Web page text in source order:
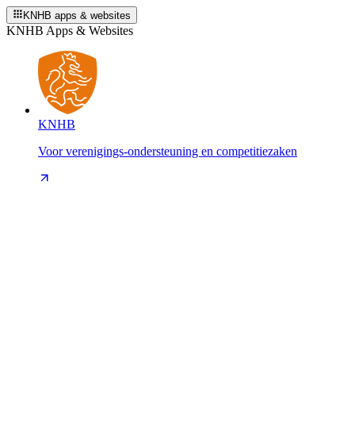
KNHB apps & websites
KNHB Apps & Websites
KNHB
Voor verenigings-ondersteuning en competitiezaken